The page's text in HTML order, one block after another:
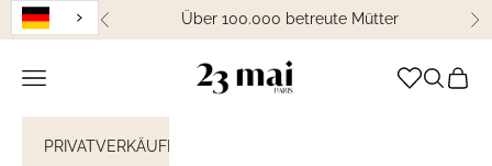
Weiter zum Inhalt
Zurück Über 100.000 betreute Mütter
23 Mai Paris
Navigation öffnen Suche
PRIVATVERKÄUFE